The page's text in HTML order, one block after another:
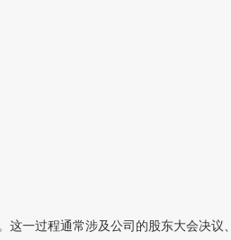
一过程通常涉及公司的股东大会决议